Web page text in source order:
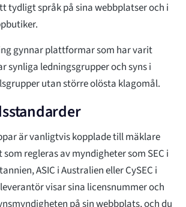
tydligt språk på sina webbplatser och i
gynnar plattformar som har varit
synliga ledningsgrupper och syns i
utan större olösta klagomål.
är vanligtvis kopplade till mäklare
regleras av myndigheter som SEC i
ASIC i Australien eller CySEC i
visar sina licensnummer och